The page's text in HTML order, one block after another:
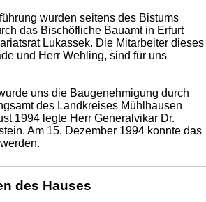
wurden seitens des Bistums
das Bischöfliche Bauamt in Erfurt
Lukassek. Die Mitarbeiter dieses
und Herr Wehling, sind für uns
uns die Baugenehmigung durch
des Landkreises Mühlhausen
1994 legte Herr Generalvikar Dr.
Am 15. Dezember 1994 konnte das
des Hauses